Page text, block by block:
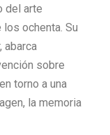
del arte
ochenta. Su
abarca
sobre
torno a una
la memoria